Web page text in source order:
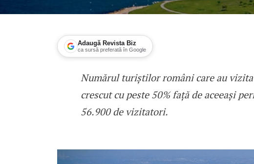
Adaugă Revista Biz
ca sursă preferată în Google
Numărul turiștilor români în
Numărul turiștilor români care au
crescut cu peste 50% față de aceeași
56.900 de vizitatori.